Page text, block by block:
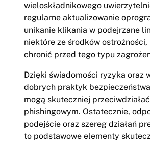
wieloskładnikowego
regularne aktualizowanie
unikanie klikania w podejrzane
niektóre ze środków
chronić przed tego typu
Dzięki świadomości ryzyka oraz
dobrych praktyk
mogą skuteczniej
phishingowym. Ostatecznie,
podejście oraz szereg działań
to podstawowe elementy